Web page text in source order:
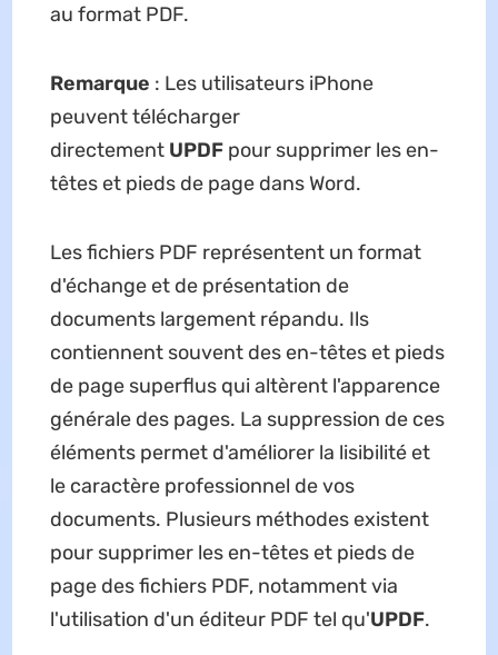
au format PDF.
Remarque : Les utilisateurs iPhone
peuvent télécharger
directement UPDFpour supprimer les en-
têtes et pieds de page dans Word.
Les fichiers PDF représentent un format
d'échange et de présentation de
documents largement répandu. Ils
contiennent souvent des en-têtes et pieds
de page superflus qui altèrent l'apparence
générale des pages. La suppression de ces
éléments permet d'améliorer la lisibilité et
le caractère professionnel de vos
documents. Plusieurs méthodes existent
pour supprimer les en-têtes et pieds de
page des fichiers PDF, notamment via
l'utilisation d'un éditeur PDF tel qu'UPDF.